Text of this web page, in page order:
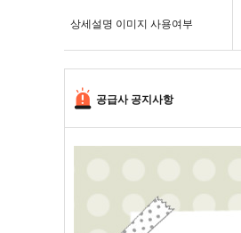
공급사 공지사항